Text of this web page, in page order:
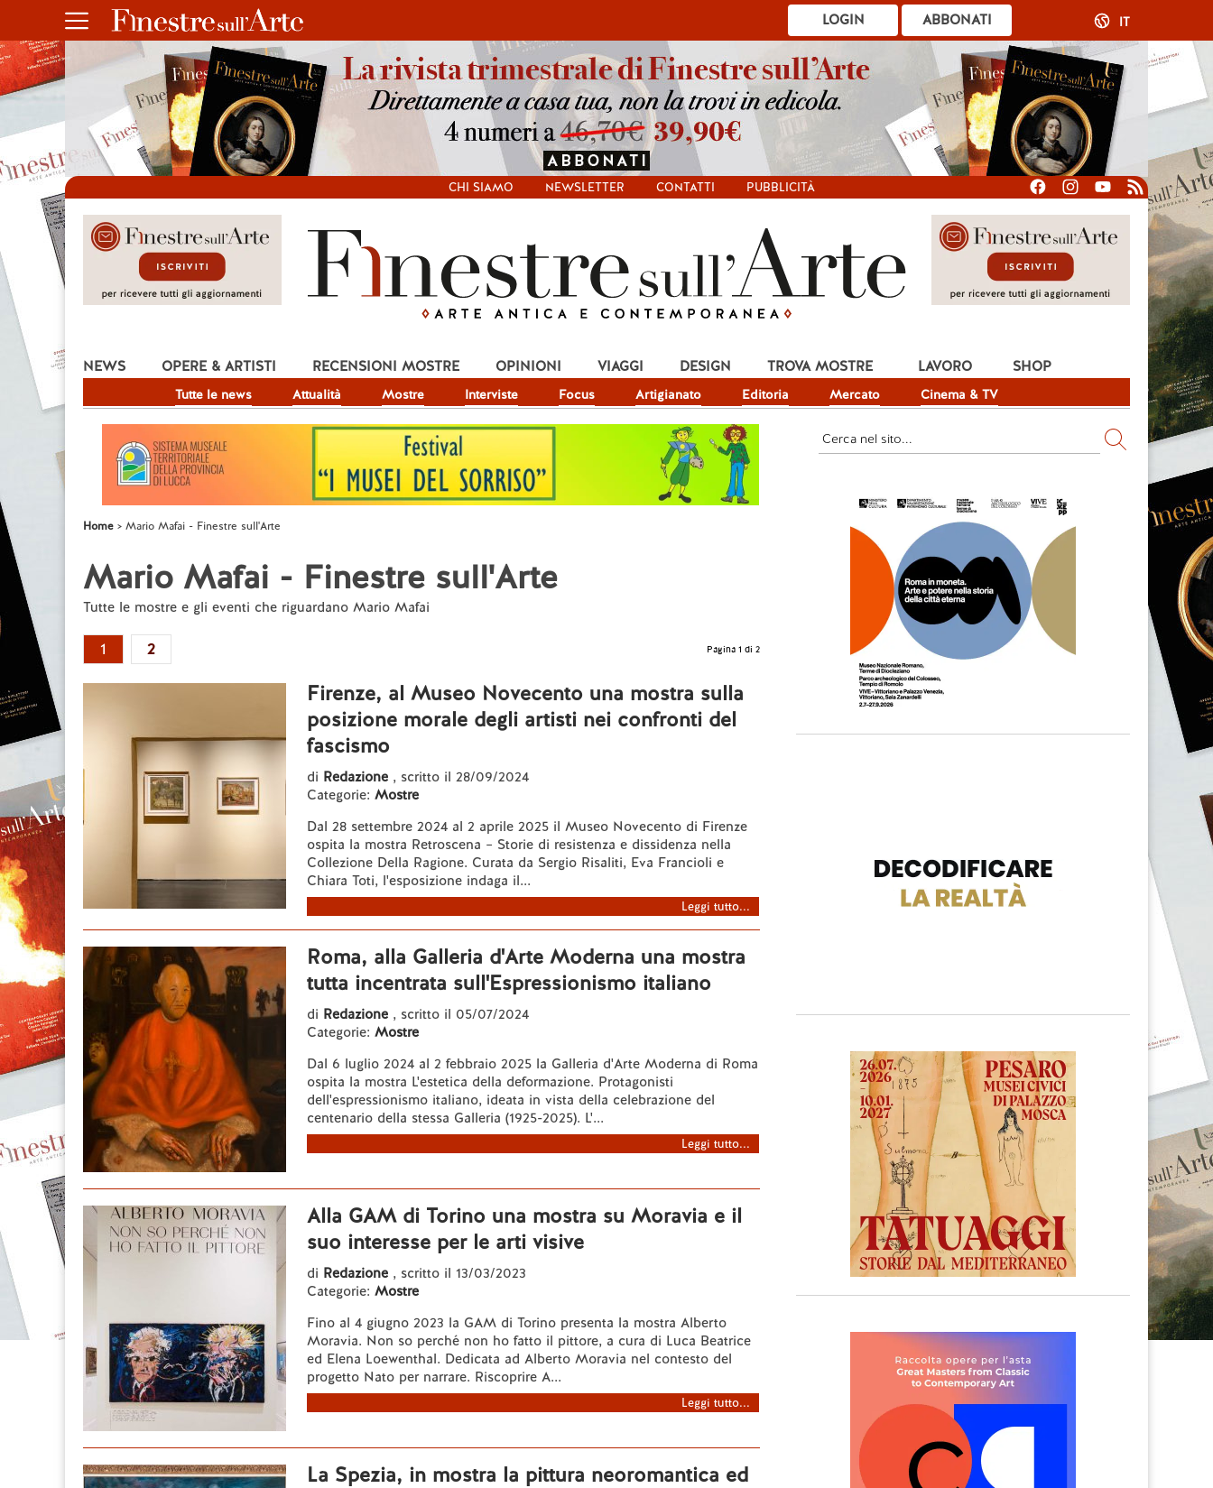
ABBONATI
LOGIN IT
CHI SIAMO NEWSLETTER CONTATTI PUBBLICITÀ
NEWS
Tutte le news Attualità Mostre Interviste Focus Artigianato Editoria Mercato Cinema & TV
OPERE & ARTISTI RECENSIONI MOSTRE OPINIONI VIAGGI DESIGN TROVA MOSTRE LAVORO SHOP
Home Mario Mafai - Finestre sull'Arte
Mario Mafai - Finestre sull'Arte
Tutte le mostre e gli eventi che riguardano Mario Mafai
1 2 Pagina 1 di 2
Firenze, al Museo Novecento una mostra sulla
posizione morale degli artisti nei confronti del
fascismo
di Redazione , scritto il 28/09/2024
Categorie: Mostre
Dal 28 settembre 2024 al 2 aprile 2025 il Museo Novecento di Firenze
ospita la mostra Retroscena – Storie di resistenza e dissidenza nella
Collezione Della Ragione. Curata da Sergio Risaliti, Eva Francioli e
Chiara Toti, l'esposizione indaga il...
Leggi tutto...
Roma, alla Galleria d'Arte Moderna una mostra
tutta incentrata sull'Espressionismo italiano
di Redazione , scritto il 05/07/2024
Categorie: Mostre
Dal 6 luglio 2024 al 2 febbraio 2025 la Galleria d'Arte Moderna di Roma
ospita la mostra L'estetica della deformazione. Protagonisti
dell'espressionismo italiano, ideata in vista della celebrazione del
centenario della stessa Galleria (1925-2025). L'...
Leggi tutto...
Alla GAM di Torino una mostra su Moravia e il
suo interesse per le arti visive
di Redazione , scritto il 13/03/2023
Categorie: Mostre
Fino al 4 giugno 2023 la GAM di Torino presenta la mostra Alberto
Moravia. Non so perché non ho fatto il pittore, a cura di Luca Beatrice
ed Elena Loewenthal. Dedicata ad Alberto Moravia nel contesto del
progetto Nato per narrare. Riscoprire A...
Leggi tutto...
La Spezia, in mostra la pittura neoromantica ed